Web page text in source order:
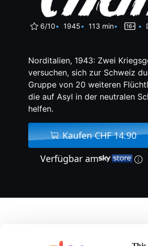
6/10 1945 113 min
Norditalien, 1943: Zwei
versuchen, sich zur Schweiz
Gruppe von 20 weiteren
die auf Asyl in der neutralen
helfen.
Kaufen CHF 14.90
Verfügbar am